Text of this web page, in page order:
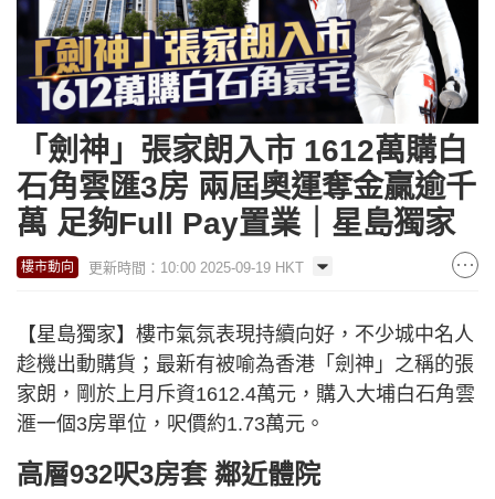
「劍神」張家朗入市 1612萬購白
石角雲匯3房 兩屆奧運奪金贏逾千
萬 足夠Full Pay置業｜星島獨家
樓市動向 更新時間：10:00 2025-09-19 HKT
【星島獨家】樓市氣氛表現持續向好，不少城中名人
趁機出動購貨；最新有被喻為香港「劍神」之稱的張
家朗，剛於上月斥資1612.4萬元，購入大埔白石角雲
滙一個3房單位，呎價約1.73萬元。
高層932呎3房套 鄰近體院